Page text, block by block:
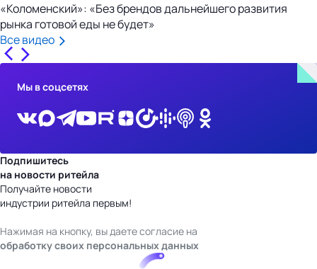
«Коломенский»: «Без брендов дальнейшего развития
рынка готовой еды не будет»
Все видео
Мы в соцсетях
Подпишитесь
на новости ритейла
Получайте новости
индустрии ритейла первым!
Нажимая на кнопку, вы даете согласие на
обработку своих персональных данных